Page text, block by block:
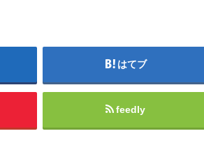
はてブ
feedly